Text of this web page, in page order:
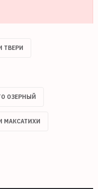
ТВЕРИ
ОЗЕРНЫЙ
МАКСАТИХИ